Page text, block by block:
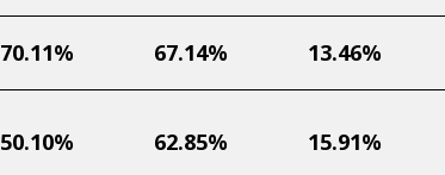
13.46%
67.14%
70.11%
15.91%
62.85%
50.10%